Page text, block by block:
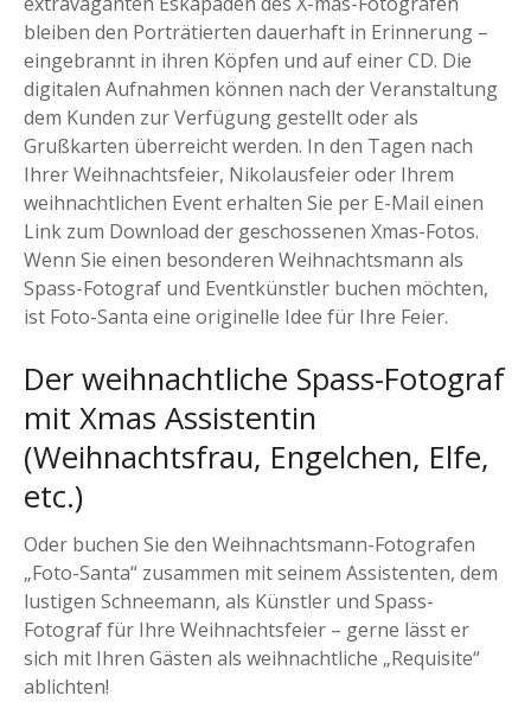
bleiben den Porträtierten dauerhaft in Erinnerung –
eingebrannt in ihren Köpfen und auf einer CD. Die
digitalen Aufnahmen können nach der Veranstaltung
dem Kunden zur Verfügung gestellt oder als
Grußkarten überreicht werden. In den Tagen nach
Ihrer Weihnachtsfeier, Nikolausfeier oder Ihrem
weihnachtlichen Event erhalten Sie per E-Mail einen
Link zum Download der geschossenen Xmas-Fotos.
Wenn Sie einen besonderen Weihnachtsmann als
Spass-Fotograf und Eventkünstler buchen möchten,
ist Foto-Santa eine originelle Idee für Ihre Feier.
Der weihnachtliche Spass-Fotograf
mit Xmas Assistentin
(Weihnachtsfrau, Engelchen, Elfe,
etc.)
Oder buchen Sie den Weihnachtsmann-Fotografen
„Foto-Santa“ zusammen mit seinem Assistenten, dem
lustigen Schneemann, als Künstler und Spass-
Fotograf für Ihre Weihnachtsfeier – gerne lässt er
sich mit Ihren Gästen als weihnachtliche „Requisite“
ablichten!